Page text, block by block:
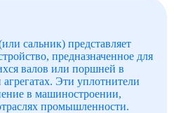
сальник) представляет
предназначенное для
валов или поршней в
Эти уплотнители
в машиностроении,
промышленности.